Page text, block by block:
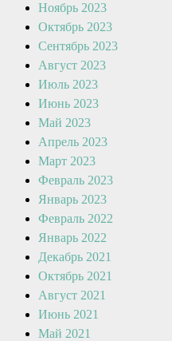
Ноябрь 2023
Октябрь 2023
Сентябрь 2023
Август 2023
Июль 2023
Июнь 2023
Май 2023
Апрель 2023
Март 2023
Февраль 2023
Январь 2023
Февраль 2022
Январь 2022
Декабрь 2021
Октябрь 2021
Август 2021
Июнь 2021
Май 2021